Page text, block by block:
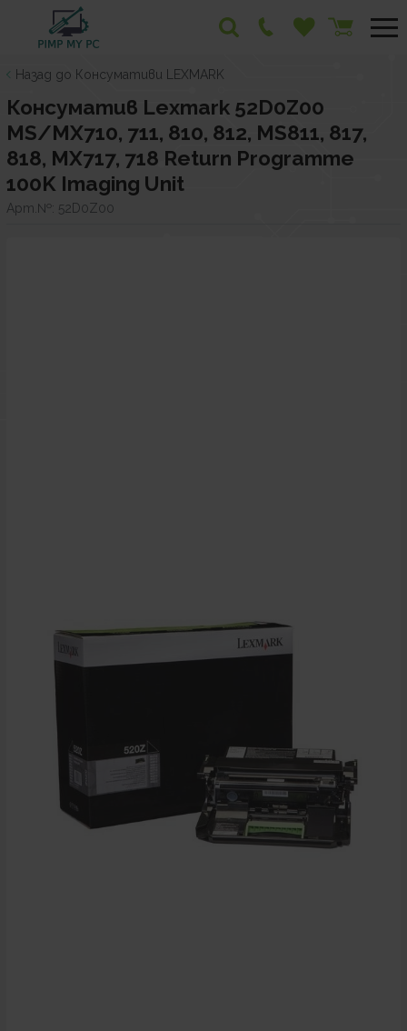
Назад до Консумативи LEXMARK
Консуматив Lexmark 52D0Z00
MS/MX710, 711, 810, 812, MS811, 817,
818, MX717, 718 Return Programme
100K Imaging Unit
Арт.№: 52D0Z00